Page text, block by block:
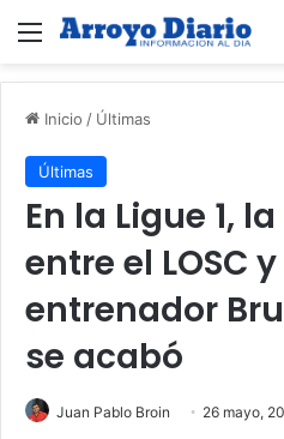
Menú
Inicio / Últimas
Últimas
En la Ligue 1,
entre el LOSC
entrenador
se acabó
Juan Pablo Broin 26 mayo,